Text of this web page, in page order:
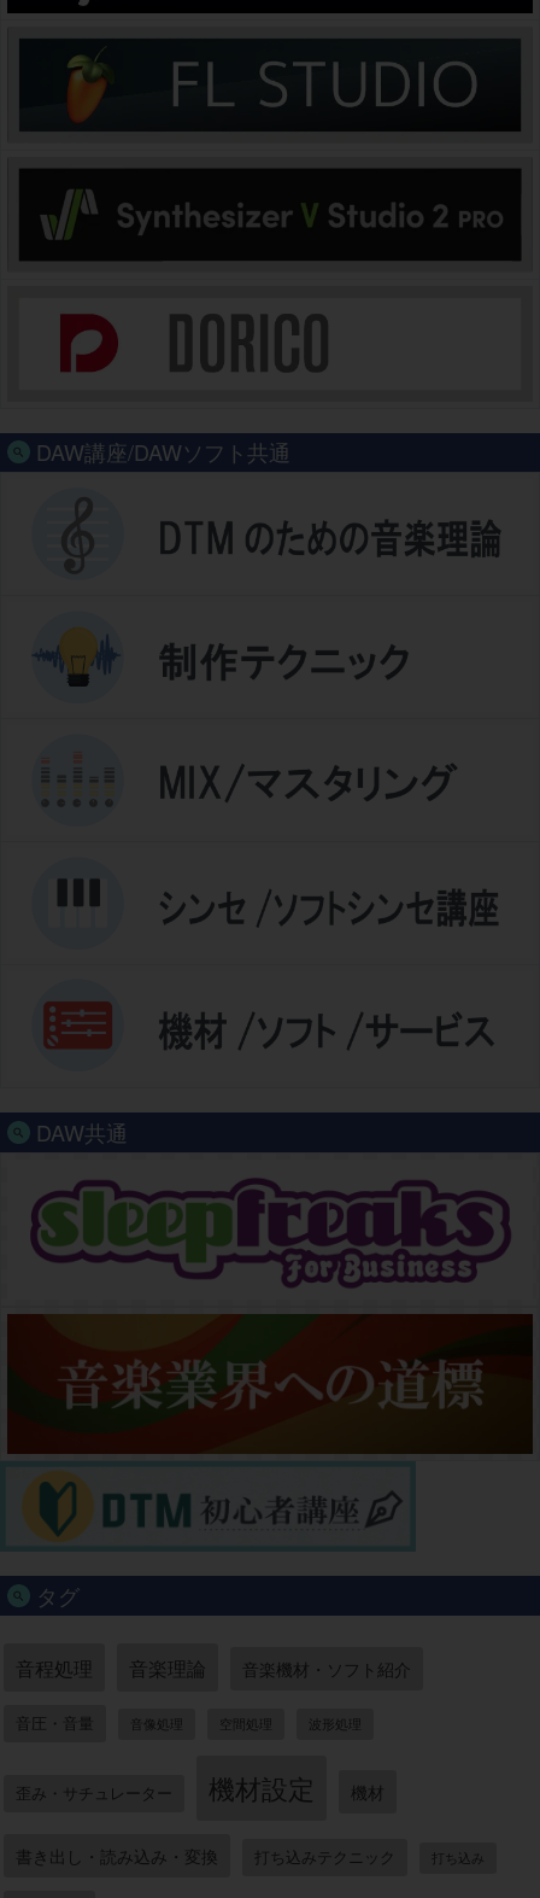
DAW講座/DAWソフト共通
DAW共通
タグ
音程処理 音楽理論 音楽機材・ソフト紹介
音圧・音量 音像処理 空間処理 波形処理
歪み・サチュレーター 機材設定 機材
書き出し・読み込み・変換 打ち込みテクニック 打ち込み